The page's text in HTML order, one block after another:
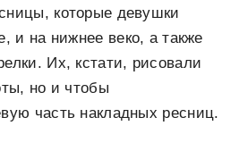
которые девушки
и на нижнее веко, а также
Их, кстати, рисовали
но и чтобы
часть накладных ресниц.